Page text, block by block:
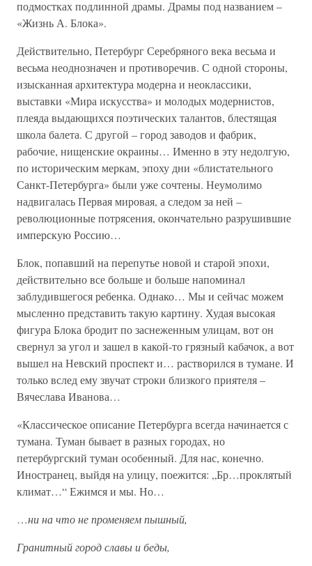
подмостках подлинной драмы. Драмы под названием –
«Жизнь А. Блока».
Действительно, Петербург Серебряного века весьма и
весьма неоднозначен и противоречив. С одной стороны,
изысканная архитектура модерна и неоклассики,
выставки «Мира искусства» и молодых модернистов,
плеяда выдающихся поэтических талантов, блестящая
школа балета. С другой – город заводов и фабрик,
рабочие, нищенские окраины… Именно в эту недолгую,
по историческим меркам, эпоху дни «блистательного
Санкт-Петербурга» были уже сочтены. Неумолимо
надвигалась Первая мировая, а следом за ней –
революционные потрясения, окончательно разрушившие
имперскую Россию…
Блок, попавший на перепутье новой и старой эпохи,
действительно все больше и больше напоминал
заблудившегося ребенка. Однако… Мы и сейчас можем
мысленно представить такую картину. Худая высокая
фигура Блока бродит по заснеженным улицам, вот он
свернул за угол и зашел в какой-то грязный кабачок, а вот
вышел на Невский проспект и… растворился в тумане. И
только вслед ему звучат строки близкого приятеля –
Вячеслава Иванова…
«Классическое описание Петербурга всегда начинается с
тумана. Туман бывает в разных городах, но
петербургский туман особенный. Для нас, конечно.
Иностранец, выйдя на улицу, поежится: „Бр…проклятый
климат…“ Ежимся и мы. Но…
…ни на что не променяем пышный,
Гранитный город славы и беды,